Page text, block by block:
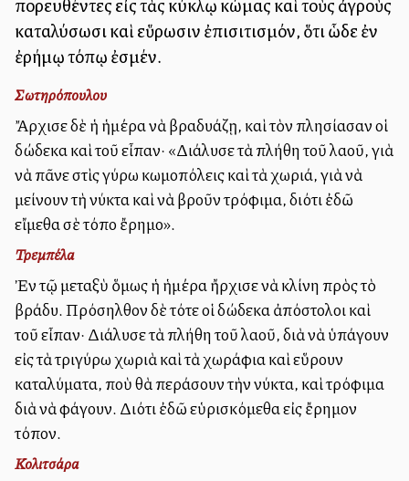
πορευθέντες εἰς τὰς κύκλῳ κώμας καὶ τοὺς ἀγροὺς
καταλύσωσι καὶ εὕρωσιν ἐπισιτισμόν, ὅτι ὧδε ἐν
ἐρήμῳ τόπῳ ἐσμέν.
Σωτηρόπουλου
Ἄρχισε δὲ ἡ ἡμέρα νὰ βραδυάζῃ, καὶ τὸν πλησίασαν οἱ
δώδεκα καὶ τοῦ εἶπαν· «Διάλυσε τὰ πλήθη τοῦ λαοῦ, γιὰ
νὰ πᾶνε στὶς γύρω κωμοπόλεις καὶ τὰ χωριά, γιὰ νὰ
μείνουν τὴ νύκτα καὶ νὰ βροῦν τρόφιμα, διότι ἐδῶ
εἴμεθα σὲ τόπο ἔρημο».
Τρεμπέλα
Ἐν τῷ μεταξὺ ὅμως ἡ ἡμέρα ἤρχισε νὰ κλίνη πρὸς τὸ
βράδυ. Πρόσηλθον δὲ τότε οἱ δώδεκα ἀπόστολοι καὶ
τοῦ εἶπαν· Διάλυσε τὰ πλήθη τοῦ λαοῦ, διὰ νὰ ὑπάγουν
εἰς τὰ τριγύρω χωριὰ καὶ τὰ χωράφια καὶ εὕρουν
καταλύματα, ποὺ θὰ περάσουν τὴν νύκτα, καὶ τρόφιμα
διὰ νὰ φάγουν. Διότι ἐδῶ εὑρισκόμεθα εἰς ἔρημον
τόπον.
Κολιτσάρα